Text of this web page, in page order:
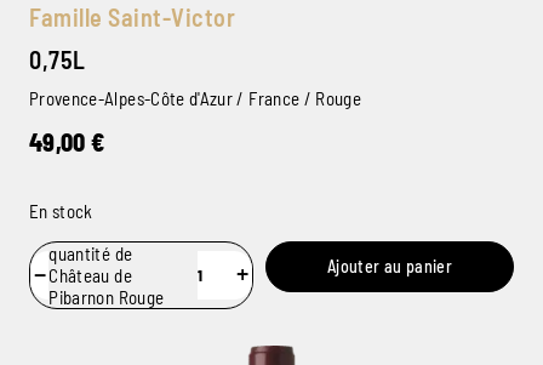
Famille Saint-Victor
0,75L
Provence-Alpes-Côte d'Azur / France / Rouge
49,00 €
En stock
−
quantité de
Château de
Pibarnon Rouge
+ Ajouter au panier